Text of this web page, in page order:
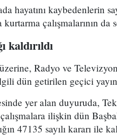
hayatını kaybedenlerin
çalışmalarının
kaldırıldı
üzerine, Radyo ve
dün getirilen geçici yayın
yer alan duyuruda,
ilişkin dün
47135 sayılı kararı ile